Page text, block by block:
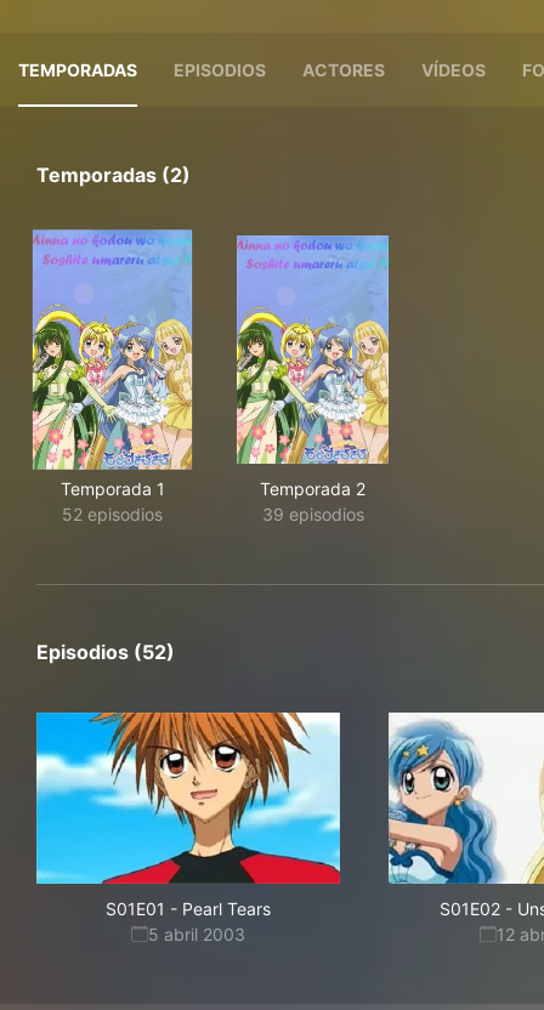
TEMPORADAS EPISODIOS ACTORES VÍDEOS
Temporadas (2)
Temporada 1
52 episodios
Temporada 2
39 episodios
Episodios (52)
S01E01 - Pearl Tears
5 abril 2003
S01E02 -
12